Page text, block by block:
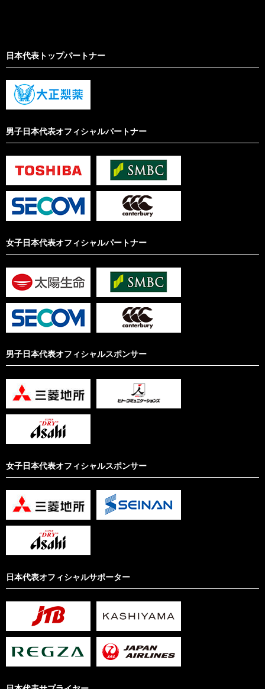
日本代表トップパートナー
男子日本代表オフィシャルパートナー
女子日本代表オフィシャルパートナー
男子日本代表オフィシャルスポンサー
女子日本代表オフィシャルスポンサー
日本代表オフィシャルサポーター